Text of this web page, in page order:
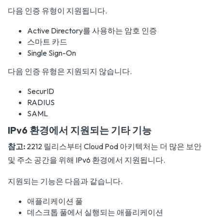
다음 인증 유형이 지원됩니다.
Active Directory를 사용하는 암호 인증
스마트 카드
Single Sign-On
다음 인증 유형은 지원되지 않습니다.
SecurID
RADIUS
SAML
IPv6 환경에서 지원되는 기타 기능
참고: 2212 릴리스부터 Cloud Pod 아키텍처는 더 많은 보안
및 주소 공간을 위해 IPv6 환경에서 지원됩니다.
지원되는 기능은 다음과 같습니다.
애플리케이션 풀
데스크톱 풀에서 실행되는 애플리케이션